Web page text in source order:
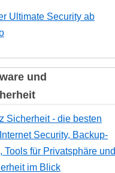
Ultimate Security ab
und
Sicherheit - die besten
Security, Backup-
Tools für Privatsphäre und
im Blick